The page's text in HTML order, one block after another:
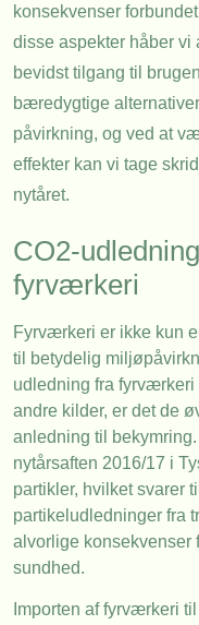
konsekvenser
disse aspekter håber vi
bevidst tilgang til
bæredygtige
påvirkning, og ved at
effekter kan vi tage
nytåret.
CO2-
fyrværkeri
Fyrværkeri er ikke kun
til betydelig
udledning fra fyrværkeri
andre kilder, er det de
anledning til
nytårsaften 2016/17 i
partikler, hvilket svarer
partikeludledninger fra
alvorlige konsekvenser
sundhed.
Importen af fyrværkeri